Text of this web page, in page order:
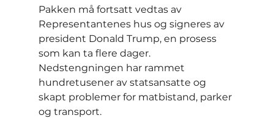
Pakken må fortsatt vedtas av
Representantenes hus og signeres av
president Donald Trump, en prosess
som kan ta flere dager.
Nedstengningen har rammet
hundretusener av statsansatte og
skapt problemer for matbistand, parker
og transport.